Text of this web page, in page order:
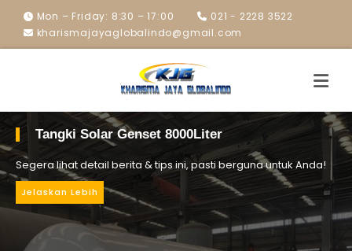
Mon – Friday: 8:30 – 17:00
021 - 2228 3522
kharismajayaglobalindo@gmail.com
Tangki Solar Genset 8000Liter
Segera lihat detail berita & tips ini, pasti berguna untuk Anda!
Jelaskan Lebih